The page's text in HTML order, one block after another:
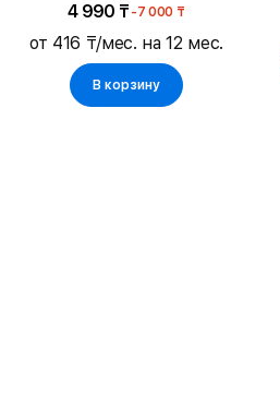
4 990 ₸ -7 000 ₸
от 416 ₸/мес. на 12 мес.
В корзину